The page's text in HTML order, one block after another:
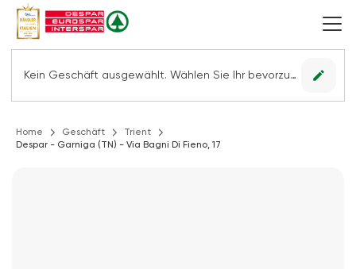
Kein Geschäft ausgewählt. Wählen Sie Ihr bevorzugtes Geschäft, um alle Angebote sehen zu können. edit
Home Geschäft
Trient
Despar - Garniga (TN) - Via Bagni Di Fieno, 17